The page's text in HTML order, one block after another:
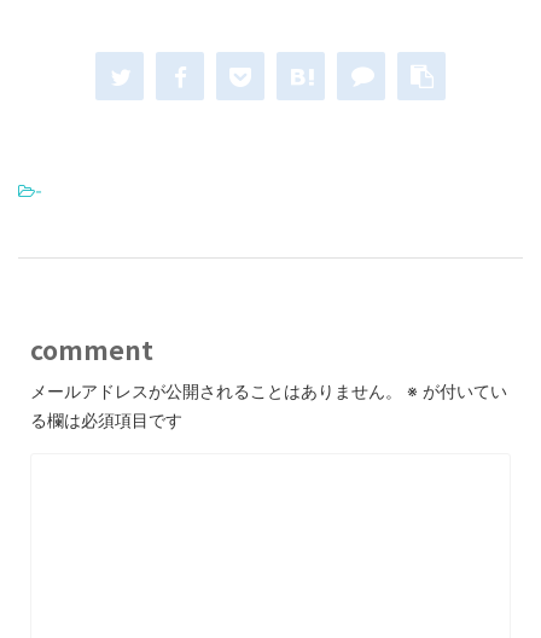
-
comment
メールアドレスが公開されることはありません。 ※ が付いてい
る欄は必須項目です